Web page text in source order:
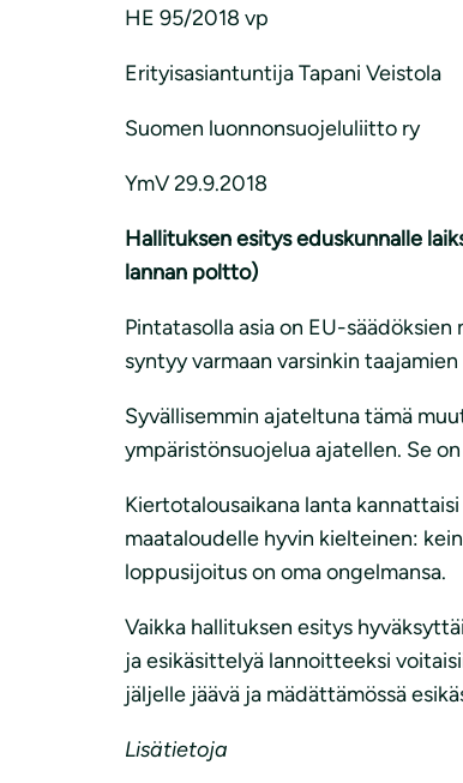
i
HE 95/2018 vp
Erityisasiantuntija Tapani Veistola
Suomen luonnonsuojeluliitto ry
YmV 29.9.2018
Hallituksen esitys eduskunnalle
lannan poltto)
Pintatasolla asia on EU-
syntyy varmaan varsinkin
Syvällisemmin ajateltuna tämä
ympäristönsuojelua ajatellen. Se
Kiertotalousaikana lanta
maataloudelle hyvin kielteinen:
loppusijoitus on oma ongelmansa.
Vaikka hallituksen esitys
ja esikäsittelyä lannoitteeksi
jäljelle jäävä ja mädättämössä
Lisätietoja